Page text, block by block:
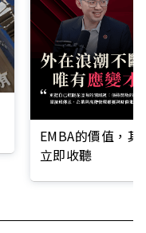
EMBA的價值，
立即收聽